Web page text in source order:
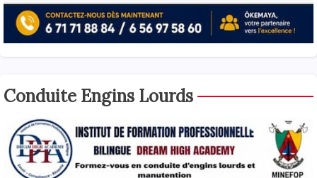
Conduite Engins Lourds